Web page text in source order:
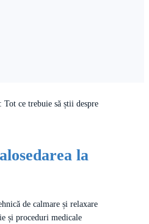
Tot ce trebuie să știi despre
la
de calmare și relaxare
și proceduri medicale